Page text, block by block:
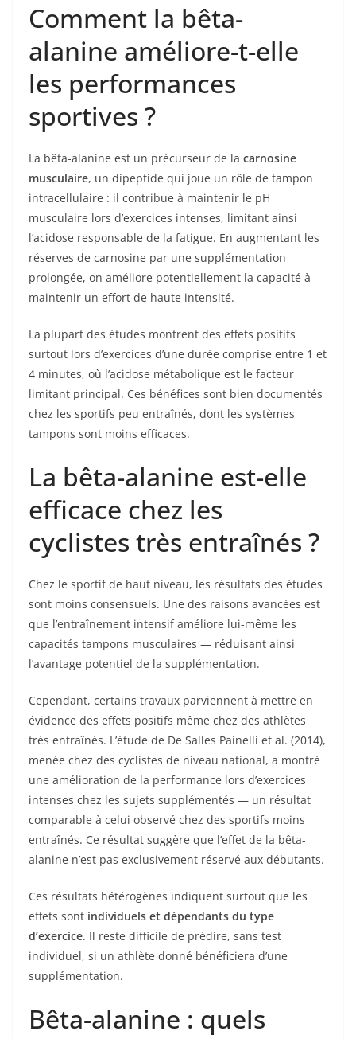
Comment la bêta-
alanine améliore-t-elle
les performances
sportives ?
La bêta-alanine est un précurseur de la carnosine
musculaire, un dipeptide qui joue un rôle de tampon
intracellulaire : il contribue à maintenir le pH
musculaire lors d’exercices intenses, limitant ainsi
l’acidose responsable de la fatigue. En augmentant les
réserves de carnosine par une supplémentation
prolongée, on améliore potentiellement la capacité à
maintenir un effort de haute intensité.
La plupart des études montrent des effets positifs
surtout lors d’exercices d’une durée comprise entre 1 et
4 minutes, où l’acidose métabolique est le facteur
limitant principal. Ces bénéfices sont bien documentés
chez les sportifs peu entraînés, dont les systèmes
tampons sont moins efficaces.
La bêta-alanine est-elle
efficace chez les
cyclistes très entraînés ?
Chez le sportif de haut niveau, les résultats des études
sont moins consensuels. Une des raisons avancées est
que l’entraînement intensif améliore lui-même les
capacités tampons musculaires — réduisant ainsi
l’avantage potentiel de la supplémentation.
Cependant, certains travaux parviennent à mettre en
évidence des effets positifs même chez des athlètes
très entraînés. L’étude de De Salles Painelli et al. (2014),
menée chez des cyclistes de niveau national, a montré
une amélioration de la performance lors d’exercices
intenses chez les sujets supplémentés — un résultat
comparable à celui observé chez des sportifs moins
entraînés. Ce résultat suggère que l’effet de la bêta-
alanine n’est pas exclusivement réservé aux débutants.
Ces résultats hétérogènes indiquent surtout que les
effets sont individuels et dépendants du type
d’exercice. Il reste difficile de prédire, sans test
individuel, si un athlète donné bénéficiera d’une
supplémentation.
Bêta-alanine : quels